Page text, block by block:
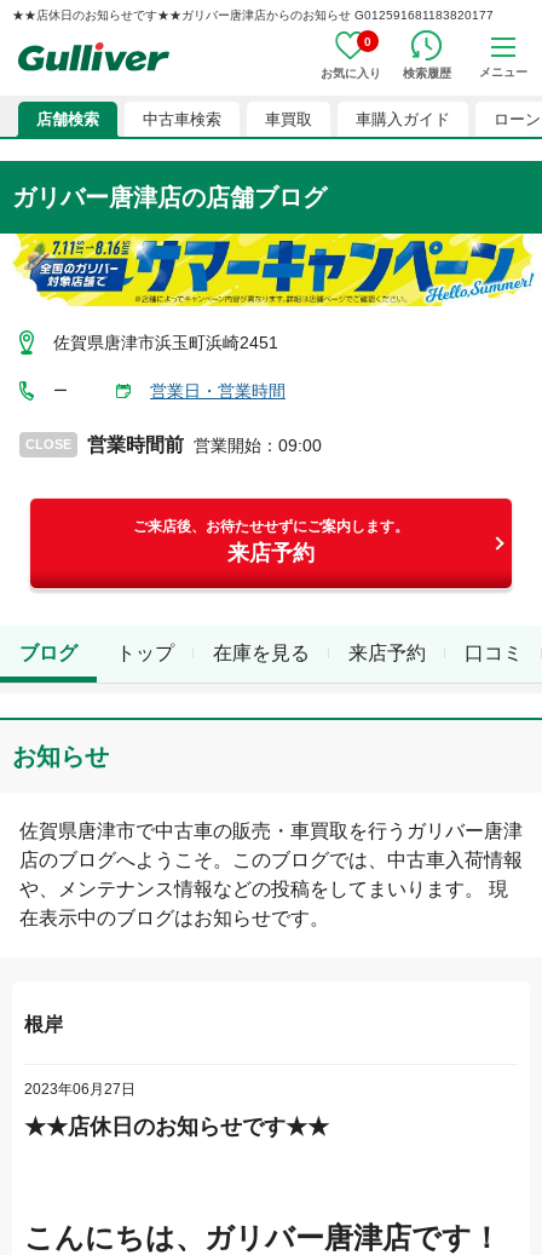
★★店休日のお知らせです★★ガリバー唐津店からのお知らせ G012591681183820177
0
お気に入り 検索履歴 メニュー
店舗検索 中古車検索 車買取 車購入ガイド ローン
ガリバー唐津店の店舗ブログ
佐賀県唐津市浜玉町浜崎2451
ー 営業日・営業時間
CLOSE 営業時間前 営業開始 ： 09:00
ご来店後、お待たせせずにご案内します。
来店予約
トップ 在庫を見る 来店予約 口コミ
ブログ
お知らせ
佐賀県唐津市で中古車の販売・車買取を行う ガリバー唐津
店のブログへようこそ。このブログでは、中古車入荷情報
や、メンテナンス情報などの投稿をしてまいります。 現
在表示中のブログはお知らせです。
根岸
2023年06月27日
★★店休日のお知らせです★★
こんにちは、ガリバー唐津店です！